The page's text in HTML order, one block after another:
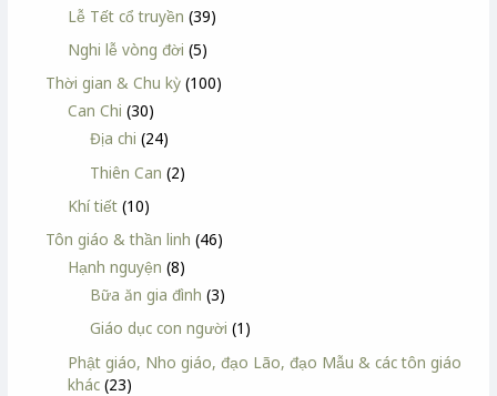
Lễ Tết cổ truyền (39)
Nghi lễ vòng đời (5)
Thời gian & Chu kỳ (100)
Can Chi (30)
Địa chi (24)
Thiên Can (2)
Khí tiết (10)
Tôn giáo & thần linh (46)
Hạnh nguyện (8)
Bữa ăn gia đình (3)
Giáo dục con người (1)
Phật giáo, Nho giáo, đạo Lão, đạo Mẫu & các tôn giáo
khác (23)